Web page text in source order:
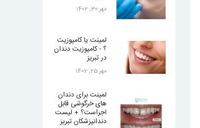
مهر 30, 1402
لمینت یا کامپوزیت
؟ - کامپوزیت دندان
در تبریز
مهر 25, 1402
لمینت برای دندان
های خرگوشی قابل
اجراست؟ + لیست
دندانپزشکان تبریز